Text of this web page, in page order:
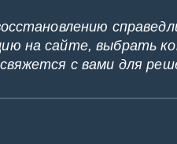
на сайте, выбрать
с вами для